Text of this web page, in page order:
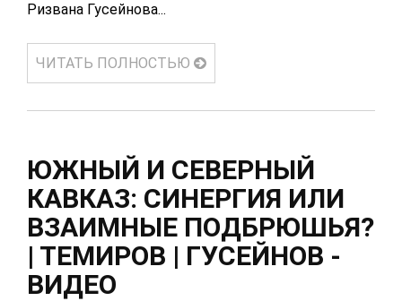
Ризвана Гусейнова...
ЧИТАТЬ ПОЛНОСТЬЮ
ЮЖНЫЙ И СЕВЕРНЫЙ
КАВКАЗ: СИНЕРГИЯ ИЛИ
ВЗАИМНЫЕ ПОДБРЮШЬЯ?
| ТЕМИРОВ | ГУСЕЙНОВ -
ВИДЕО